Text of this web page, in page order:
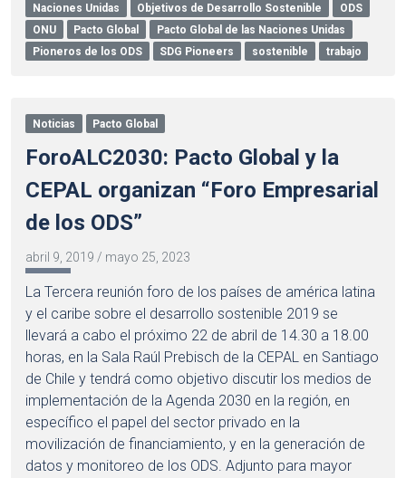
Naciones Unidas
Objetivos de Desarrollo Sostenible
ODS
ONU
Pacto Global
Pacto Global de las Naciones Unidas
Pioneros de los ODS
SDG Pioneers sostenible trabajo
Noticias Pacto Global
ForoALC2030: Pacto Global y la
CEPAL organizan “Foro Empresarial
de los ODS”
abril 9, 2019 / mayo 25, 2023
La Tercera reunión foro de los países de américa latina
y el caribe sobre el desarrollo sostenible 2019 se
llevará a cabo el próximo 22 de abril de 14.30 a 18.00
horas, en la Sala Raúl Prebisch de la CEPAL en Santiago
de Chile y tendrá como objetivo discutir los medios de
implementación de la Agenda 2030 en la región, en
específico el papel del sector privado en la
movilización de financiamiento, y en la generación de
datos y monitoreo de los ODS. Adjunto para mayor